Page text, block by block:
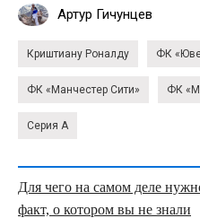
Артур Гичунцев
Криштиану Роналду ФК
ФК «Манчестер Сити» ФК
Серия А
Для чего на самом деле
факт, о котором вы не знали